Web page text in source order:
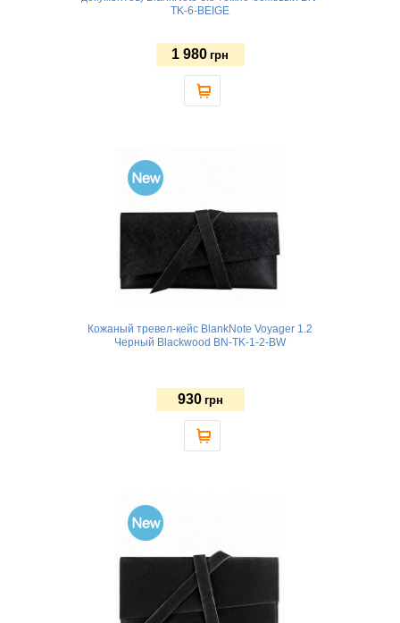
TK-6-BEIGE
1 980 грн
Кожаный тревел-кейс BlankNote Voyager 1.2
Черный Blackwood BN-TK-1-2-BW
930 грн